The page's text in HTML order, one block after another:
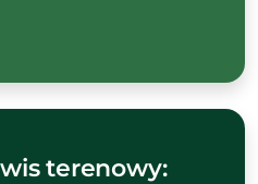
terenowy: